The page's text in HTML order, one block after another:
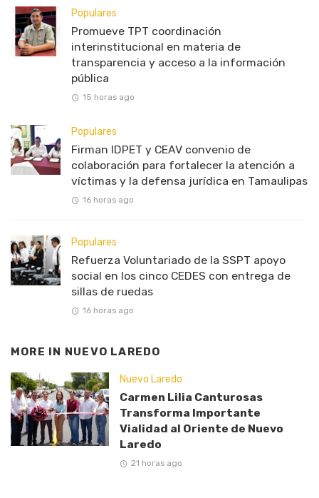
Populares
Promueve TPT coordinación
interinstitucional en materia de
transparencia y acceso a la información
pública
15 horas ago
Populares
Firman IDPET y CEAV convenio de
colaboración para fortalecer la atención a
víctimas y la defensa jurídica en Tamaulipas
16 horas ago
Populares
Refuerza Voluntariado de la SSPT apoyo
social en los cinco CEDES con entrega de
sillas de ruedas
16 horas ago
MORE IN NUEVO LAREDO
Nuevo Laredo
Carmen Lilia Canturosas
Transforma Importante
Vialidad al Oriente de Nuevo
Laredo
21 horas ago